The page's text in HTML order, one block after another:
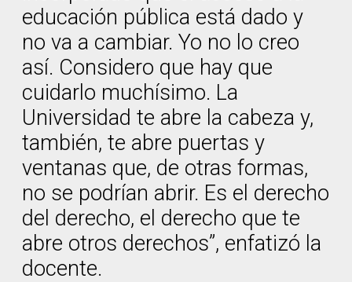
educación pública está dado y
no va a cambiar. Yo no lo creo
así. Considero que hay que
cuidarlo muchísimo. La
Universidad te abre la cabeza y,
también, te abre puertas y
ventanas que, de otras formas,
no se podrían abrir. Es el derecho
del derecho, el derecho que te
abre otros derechos”, enfatizó la
docente.